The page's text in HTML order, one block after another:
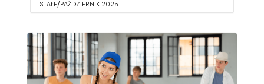
STAŁE/PAŹDZIERNIK 2025